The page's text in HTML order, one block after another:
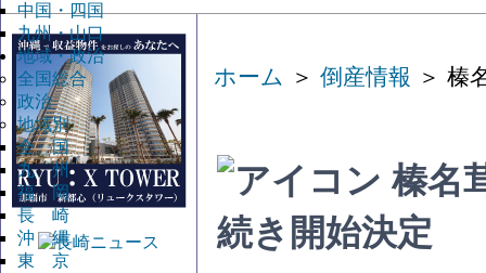
中国・四国
九州・山口
地域・政治
全国総合
政治
地域別
全 国
九 州
福 岡
長 崎
沖 縄
東 京
ホーム ＞ 倒産情報 ＞ 榛
榛名
続き開始決定